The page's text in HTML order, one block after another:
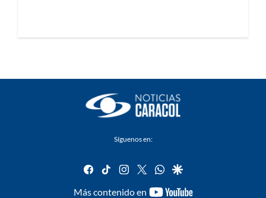
Síguenos en:
facebook
tiktok instagram
twitterwhatsapp
google
Más contenido en
youtube-